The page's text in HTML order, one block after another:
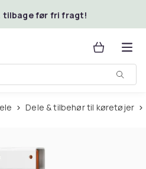
tilbage før fri fragt!
Dele & tilbehør til køretøjer